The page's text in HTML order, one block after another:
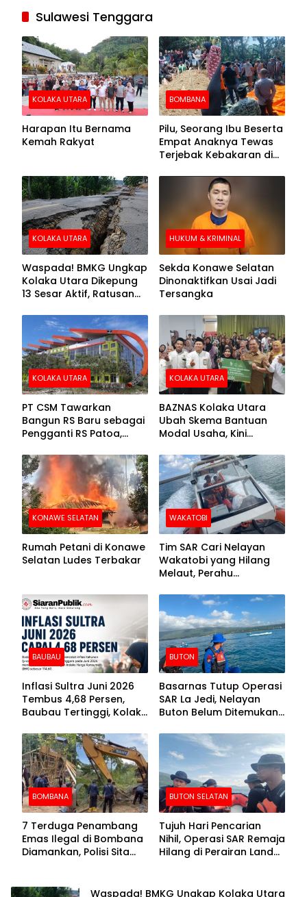
Sulawesi Tenggara
KOLAKA UTARA
Harapan Itu Bernama
Kemah Rakyat
BOMBANA
Pilu, Seorang Ibu Beserta
Empat Anaknya Tewas
Terjebak Kebakaran di
KOLAKA UTARA
Waspada! BMKG Ungkap
Kolaka Utara Dikepung
13 Sesar Aktif, Ratusan
HUKUM & KRIMINAL
Sekda Konawe Selatan
Dinonaktifkan Usai Jadi
Tersangka
KOLAKA UTARA
PT CSM Tawarkan
Bangun RS Baru sebagai
Pengganti RS Patoa,
Kolut
KOLAKA UTARA
BAZNAS Kolaka Utara
Ubah Skema Bantuan
Modal Usaha, Kini
Barang Senilai Rp419,5
Juta
KONAWE SELATAN
Rumah Petani di Konawe
Selatan Ludes Terbakar
WAKATOBI
Tim SAR Cari Nelayan
Wakatobi yang Hilang
Melaut, Perahu
Kemasukan Air
BAUBAU
Inflasi Sultra Juni 2026
Tembus 4,68 Persen,
Baubau Tertinggi, Kolaka
BUTON
Basarnas Tutup Operasi
SAR La Jedi, Nelayan
Buton Belum Ditemukan
BOMBANA
7 Terduga Penambang
Emas Ilegal di Bombana
Diamankan, Polisi Sita
BUTON SELATAN
Tujuh Hari Pencarian
Nihil, Operasi SAR Remaja
Hilang di Perairan Lande
Waspada! BMKG Ungkap Kolaka Utara